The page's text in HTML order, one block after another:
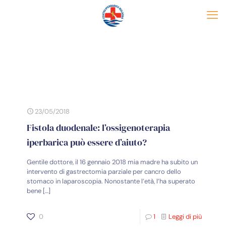
23/05/2018
Fistola duodenale: l’ossigenoterapia
iperbarica può essere d’aiuto?
Gentile dottore, il 16 gennaio 2018 mia madre ha subito un
intervento di gastrectomia parziale per cancro dello
stomaco in laparoscopia. Nonostante l’età, l’ha superato
bene […]
0 1 Leggi di più